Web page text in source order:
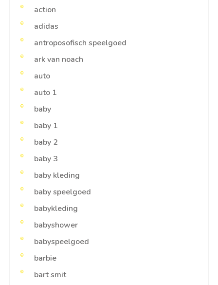
action
adidas
antroposofisch speelgoed
ark van noach
auto
auto 1
baby
baby 1
baby 2
baby 3
baby kleding
baby speelgoed
babykleding
babyshower
babyspeelgoed
barbie
bart smit